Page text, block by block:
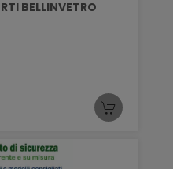
BELLINVETRO